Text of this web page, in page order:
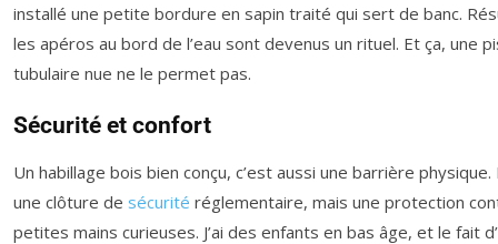
installé une petite bordure en sapin traité qui sert de banc.
les apéros au bord de l’eau sont devenus un rituel. Et ça, une
tubulaire nue ne le permet pas.
Sécurité et confort
Un habillage bois bien conçu, c’est aussi une barrière physique.
une clôture de sécurité réglementaire, mais une protection
petites mains curieuses. J’ai des enfants en bas âge, et le fait